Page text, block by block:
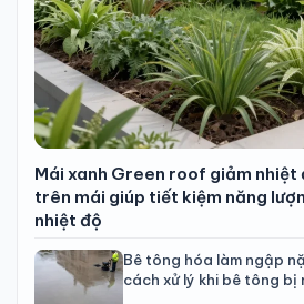
Mái xanh Green roof giảm nhiệt
trên mái giúp tiết kiệm năng
nhiệt độ
Bê tông hóa làm ngập
cách xử lý khi bê tông bị